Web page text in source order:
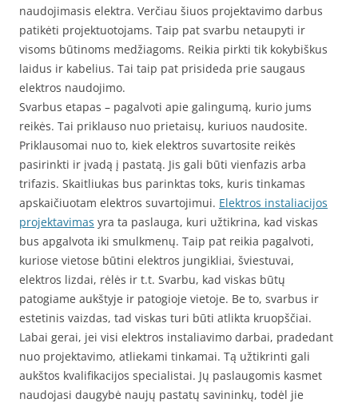
naudojimasis elektra. Verčiau šiuos projektavimo darbus
patikėti projektuotojams. Taip pat svarbu netaupyti ir
visoms būtinoms medžiagoms. Reikia pirkti tik kokybiškus
laidus ir kabelius. Tai taip pat prisideda prie saugaus
elektros naudojimo.
Svarbus etapas – pagalvoti apie galingumą, kurio jums
reikės. Tai priklauso nuo prietaisų, kuriuos naudosite.
Priklausomai nuo to, kiek elektros suvartosite reikės
pasirinkti ir įvadą į pastatą. Jis gali būti vienfazis arba
trifazis. Skaitliukas bus parinktas toks, kuris tinkamas
apskaičiuotam elektros suvartojimui. Elektros instaliacijos
projektavimas yra ta paslauga, kuri užtikrina, kad viskas
bus apgalvota iki smulkmenų. Taip pat reikia pagalvoti,
kuriose vietose būtini elektros jungikliai, šviestuvai,
elektros lizdai, rėlės ir t.t. Svarbu, kad viskas būtų
patogiame aukštyje ir patogioje vietoje. Be to, svarbus ir
estetinis vaizdas, tad viskas turi būti atlikta kruopščiai.
Labai gerai, jei visi elektros instaliavimo darbai, pradedant
nuo projektavimo, atliekami tinkamai. Tą užtikrinti gali
aukštos kvalifikacijos specialistai. Jų paslaugomis kasmet
naudojasi daugybė naujų pastatų savininkų, todėl jie